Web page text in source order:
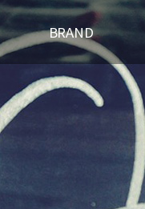
BRAND
브랜드스토리